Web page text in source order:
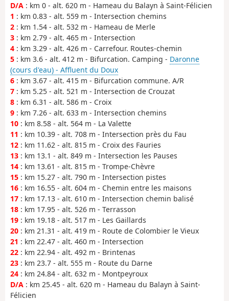
D/A : km 0 - alt. 620 m - Hameau du Balayn à Saint-Félicien
1 : km 0.83 - alt. 559 m - Intersection chemins
2 : km 1.54 - alt. 532 m - Hameau de Merle
3 : km 2.79 - alt. 465 m - Intersection
4 : km 3.29 - alt. 426 m - Carrefour. Routes-chemin
5 : km 3.6 - alt. 412 m - Bifurcation. Camping - Daronne
(cours d'eau) - Affluent du Doux
6 : km 3.67 - alt. 415 m - Bifurcation commune. A/R
7 : km 5.25 - alt. 521 m - Intersection de Crouzat
8 : km 6.31 - alt. 586 m - Croix
9 : km 7.26 - alt. 633 m - Intersection chemins
10 : km 8.58 - alt. 564 m - La Valette
11 : km 10.39 - alt. 708 m - Intersection près du Fau
12 : km 11.62 - alt. 815 m - Croix des Fauries
13 : km 13.1 - alt. 849 m - Intersection les Pauses
14 : km 13.61 - alt. 815 m - Trompe-Chèvre
15 : km 15.27 - alt. 790 m - Intersection pistes
16 : km 16.55 - alt. 604 m - Chemin entre les maisons
17 : km 17.13 - alt. 610 m - Intersection chemin balisé
18 : km 17.95 - alt. 526 m - Terrasson
19 : km 19.18 - alt. 517 m - Les Gaillards
20 : km 21.31 - alt. 419 m - Route de Colombier le Vieux
21 : km 22.47 - alt. 460 m - Intersection
22 : km 22.94 - alt. 492 m - Brintenas
23 : km 23.7 - alt. 555 m - Route du Darne
24 : km 24.84 - alt. 632 m - Montpeyroux
D/A : km 25.45 - alt. 620 m - Hameau du Balayn à Saint-
Félicien